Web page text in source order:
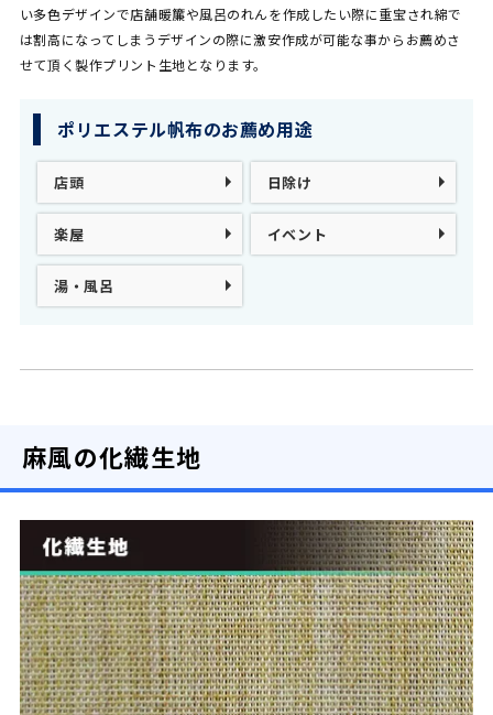
い多色デザインで店舗暖簾や風呂のれんを作成したい際に重宝され綿で
は割高になってしまうデザインの際に激安作成が可能な事からお薦めさ
せて頂く製作プリント生地となります。
ポリエステル帆布のお薦め用途
店頭 日除け
楽屋 イベント
湯・風呂
麻風の化繊生地